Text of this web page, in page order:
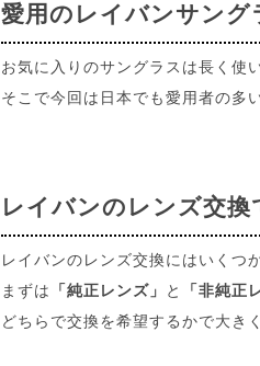
愛用のレイバンサング
お気に入りのサングラスは長く使
そこで今回は日本でも愛用者の多
レイバンのレンズ交換
レイバンのレンズ交換にはいくつ
まずは
「純正レンズ」 と 「非純正
どちらで交換を希望するかで大き